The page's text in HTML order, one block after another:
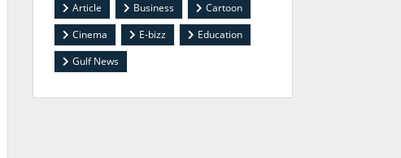
Article Business
Cartoon
Cinema
E-bizz
Education
Gulf News